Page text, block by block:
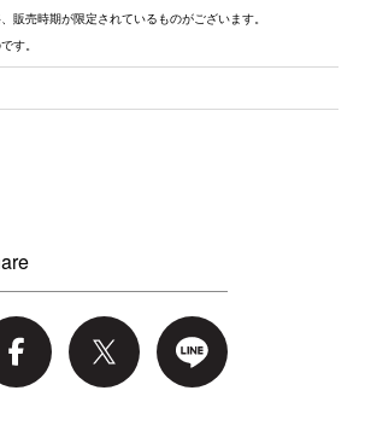
販売時期が限定されているものがございます。
す。